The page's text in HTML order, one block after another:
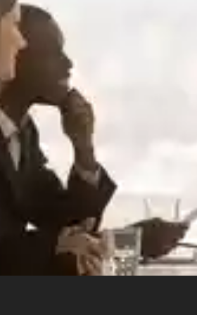
brise et rénovation de jantes alu
Protection & Esthétique Polissage
rénovation optique par polymérisation. ✓
Multimarques Agrément par la
assurances suisses. 📍 Meyrin (Genève) 022 355 00
MON DEVIS GRATUIT